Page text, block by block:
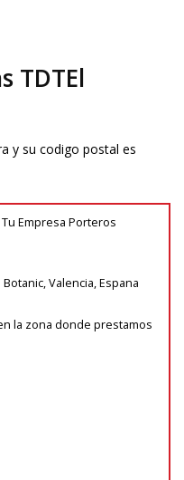
TDTEl
y su codigo postal es
TuEmpresa Porteros
Botanic,Valencia, Espana
la zona donde prestamos